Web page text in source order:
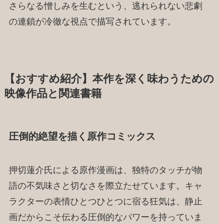
さらなる憎しみを生むという、逃れられない悲劇
の連鎖が冷徹な視点で描写されています。
【おすすめ紹介】本作を深く味わうための
映像作品と関連書籍
圧倒的絶望を描く原作コミックス
押切蓮介氏による原作漫画は、独特のタッチが物
語の不気味さと切なさを際立たせています。キャ
ラクターの表情ひとつひとつに宿る狂気は、静止
画だからこそ伝わる圧倒的なパワーを持っていま